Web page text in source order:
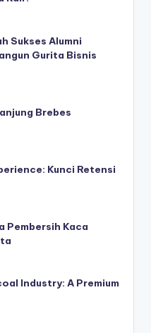
Sukses Alumni
Gurita Bisnis
Brebes
Kunci Retensi
Pembersih Kaca
Industry: A Premium